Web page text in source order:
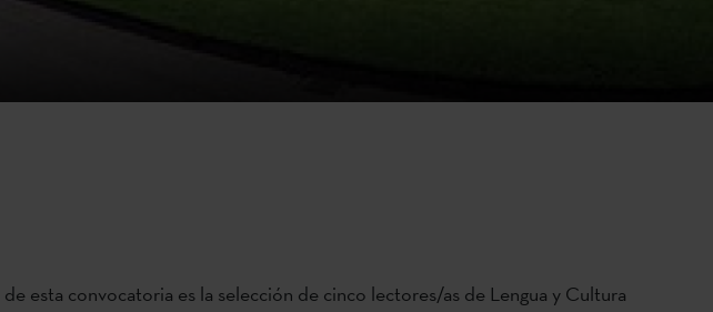
esta convocatoria es la selección de cinco lectores/as de Lengua y Cultura